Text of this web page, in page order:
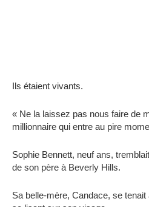
Ils étaient vivants.
« Ne la laissez pas nous faire de
millionnaire qui entre au pire
Sophie Bennett, neuf ans,
de son père à Beverly Hills.
Sa belle-mère, Candace, se tenait